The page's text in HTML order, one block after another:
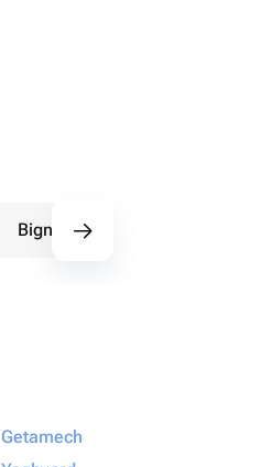
Bignè
Getamech